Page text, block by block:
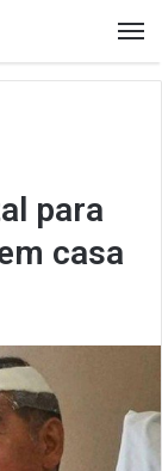
para
casa